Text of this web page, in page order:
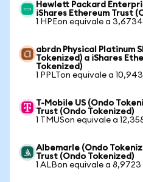
Hewlett Packard
iShares Ethereum Trust
1 HPEon equivale a
abrdn Physical Platinum
Tokenized) a iShares
Tokenized)
1 PPLTon equivale a
T-Mobile US (Ondo
Trust (Ondo Tokenized)
1 TMUSon equivale a
Albemarle (Ondo
Trust (Ondo Tokenized)
1 ALBon equivale a 8,9723